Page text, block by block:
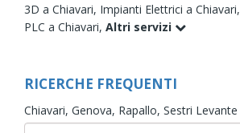
3D a Chiavari, Impianti Elettrici a Chiavari,
PLC a Chiavari, Altri servizi
RICERCHE FREQUENTI
Chiavari, Genova, Rapallo, Sestri Levante